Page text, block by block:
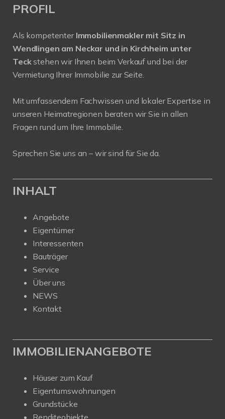
PROFIL
Als kompetenter Immobilienmakler mit Sitz in
Wendlingen am Neckar und in Kirchheim unter
Teckstehen wir Ihnen beim Verkauf und bei der
Vermietung Ihrer Immobilie zur Seite.
Mit umfassendem Fachwissen und lokaler Expertise in
unseren Heimatregionen beraten wir Sie in allen
Fragen rund um Ihre Immobilie.
Sprechen Sie uns an – wir sind für Sie da.
INHALT
Angebote
Eigentümer
Interessenten
Bauträger
Service
Über uns
NEWS
Kontakt
IMMOBILIENANGEBOTE
Häuser zum Kauf
Eigentumswohnungen
Grundstücke
Renditeobjekte